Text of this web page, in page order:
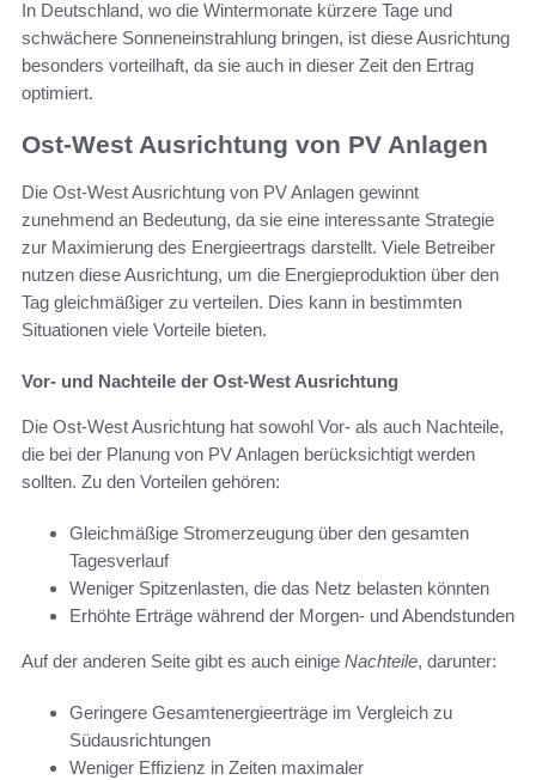
In Deutschland, wo die Wintermonate kürzere Tage und
schwächere Sonneneinstrahlung bringen, ist diese Ausrichtung
besonders vorteilhaft, da sie auch in dieser Zeit den Ertrag
optimiert.
Ost-West Ausrichtung von PV Anlagen
Die Ost-West Ausrichtung von PV Anlagen gewinnt
zunehmend an Bedeutung, da sie eine interessante Strategie
zur Maximierung des Energieertrags darstellt. Viele Betreiber
nutzen diese Ausrichtung, um die Energieproduktion über den
Tag gleichmäßiger zu verteilen. Dies kann in bestimmten
Situationen viele Vorteile bieten.
Vor- und Nachteile der Ost-West Ausrichtung
Die Ost-West Ausrichtung hat sowohl Vor- als auch Nachteile,
die bei der Planung von PV Anlagen berücksichtigt werden
sollten. Zu den Vorteilen gehören:
Gleichmäßige Stromerzeugung über den gesamten
Tagesverlauf
Weniger Spitzenlasten, die das Netz belasten könnten
Erhöhte Erträge während der Morgen- und Abendstunden
Auf der anderen Seite gibt es auch einige Nachteile, darunter:
Geringere Gesamtenergieerträge im Vergleich zu
Südausrichtungen
Weniger Effizienz in Zeiten maximaler